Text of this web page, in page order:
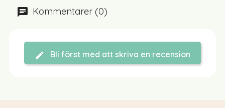
Kommentarer (0)
Bli först med att skriva en recension